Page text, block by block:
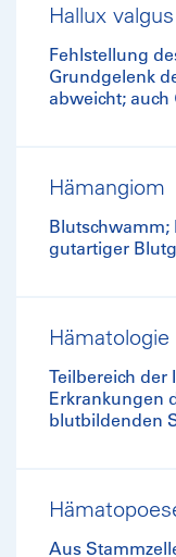
Hallux valgus
Fehlstellung
Grundgelenk
abweicht;
Hämangiom
gutartiger
Hämatologie
Teilbereich der
Erkrankungen
blutbildenden
Aus